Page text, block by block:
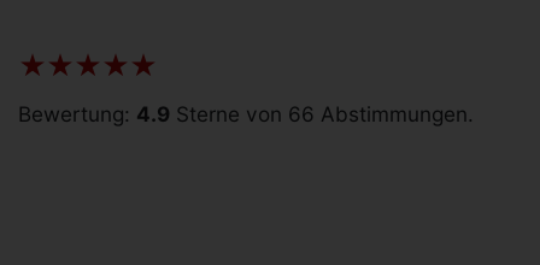
Bewertung: 4.9 Sterne von 66 Abstimmungen.